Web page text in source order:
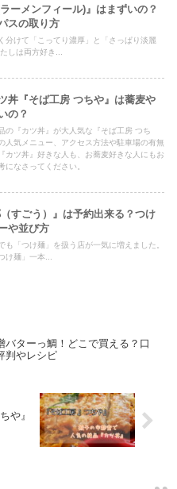
ーメンフィール)』はまずいの？
スの取り方
分けて「こってり濃厚」と「さっぱり淡麗
しは両方好き...
丼『そば工房 つちや』は蕎麦や
の？
の『カツ丼』が大人気な『そば工房 つち
人気メニュー、アクセス方法や駐車場の有無
カツ丼』好きな人も、お蕎麦好きな人にもお
になさってください。
すごう）』は予約出来る？つけ
や並び方
も「つけ麺」を扱う店が一気に増えました。
け麺」一本...
バターっ鯛！どこで買える？口
判やレシピ
や』